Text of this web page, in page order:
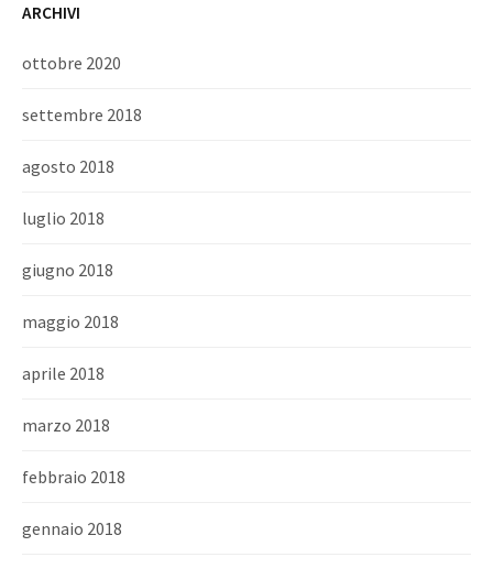
ARCHIVI
ottobre 2020
settembre 2018
agosto 2018
luglio 2018
giugno 2018
maggio 2018
aprile 2018
marzo 2018
febbraio 2018
gennaio 2018